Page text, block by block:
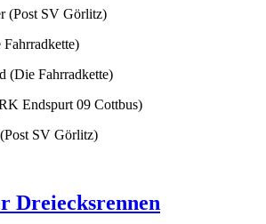
(Post SV Görlitz)
(Die Fahrradkette)
Endspurt 09 Cottbus)
SV Görlitz)
Dreiecksrennen